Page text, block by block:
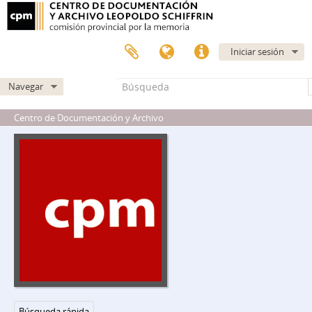
Iniciar sesión
Navegar
Centro de Documentación y Archivo
A - Mesa A